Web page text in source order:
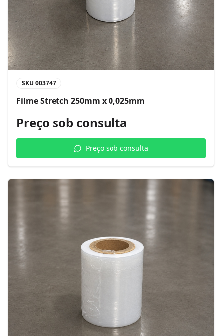
SKU 003747
Filme Stretch 250mm x 0,025mm
Preço sob consulta
Preço sob consulta